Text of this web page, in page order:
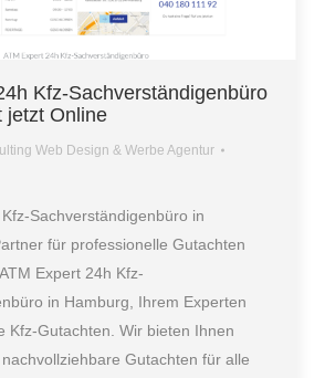
Kfz-Sachverständigenbüro
jetzt Online
Web Design & Werbe Agentur
Sachverständigenbüro in
für professionelle Gutachten
Expert 24h Kfz-
in Hamburg, Ihrem Experten
Kfz-Gutachten. Wir bieten Ihnen
Gutachten für alle